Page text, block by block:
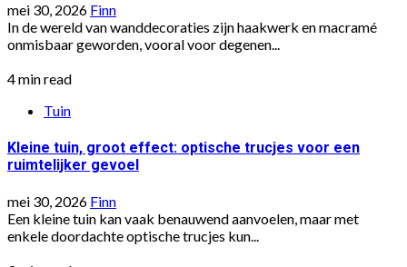
mei 30, 2026 Finn
In de wereld van wanddecoraties zijn haakwerk en macramé
onmisbaar geworden, vooral voor degenen...
4 min read
Tuin
Kleine tuin, groot effect: optische trucjes voor een
ruimtelijker gevoel
mei 30, 2026 Finn
Een kleine tuin kan vaak benauwend aanvoelen, maar met
enkele doordachte optische trucjes kun...